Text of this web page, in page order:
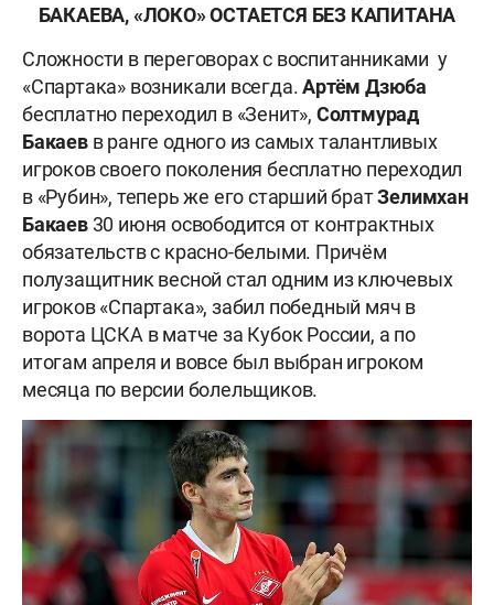
БАКАЕВА, «ЛОКО» ОСТАЕТСЯ БЕЗ КАПИТАНА
Сложности в переговорах с воспитанниками у
«Спартака» возникали всегда.Артём Дзюба
бесплатно переходил в «Зенит», Солтмурад
Бакаевв ранге одного из самых талантливых
игроков своего поколения бесплатно переходил
в «Рубин», теперь же его старший братЗелимхан
Бакаев30 июня освободится от контрактных
обязательств с красно-белыми. Причём
полузащитник весной стал одним из ключевых
игроков «Спартака», забил победный мяч в
ворота ЦСКА в матче за Кубок России, а по
итогам апреля и вовсе был выбран игроком
месяца по версии болельщиков.